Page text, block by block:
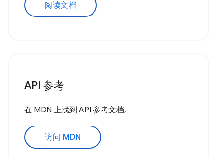
阅读文档
API 参考
在 MDN 上找到 API 参考文档。
访问 MDN